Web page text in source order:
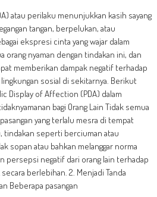
atau perilaku menunjukkan kasih sayang
tangan, berpelukan, atau
ekspresi cinta yang wajar dalam
orang nyaman dengan tindakan ini, dan
memberikan dampak negatif terhadap
sosial di sekitarnya. Berikut
Display of Affection (PDA) dalam
bagi Orang Lain Tidak semua
yang terlalu mesra di tempat
tindakan seperti berciuman atau
sopan atau bahkan melanggar norma
persepsi negatif dari orang lain terhadap
berlebihan. 2. Menjadi Tanda
Beberapa pasangan